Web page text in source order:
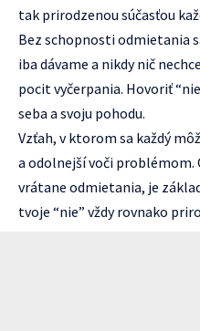
tak prirodzenou súčasťou
Bez schopnosti odmietania
iba dávame a nikdy nič
pocit vyčerpania. Hovoriť
seba a svoju pohodu.
Vzťah, v ktorom sa každý
a odolnejší voči problémom.
vrátane odmietania, je
tvoje “nie” vždy rovnako